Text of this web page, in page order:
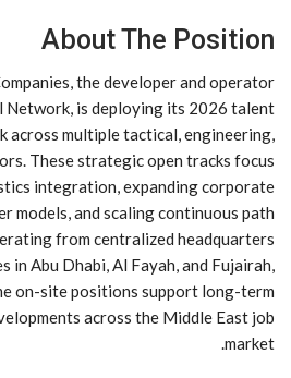
About The Position
the developer and operator
Network, is deploying its 2026 talent
across multiple tactical, engineering,
These strategic open tracks focus
integration, expanding corporate
models, and scaling continuous path
from centralized headquarters
in Abu Dhabi, Al Fayah, and Fujairah,
on-site positions support long-term
across the Middle East job
market.